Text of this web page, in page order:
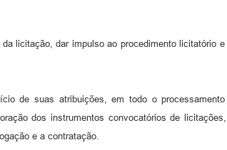
licitação, dar impulso ao procedimento licitatório
de suas atribuições, em todo o
dos instrumentos convocatórios de
e a contratação.